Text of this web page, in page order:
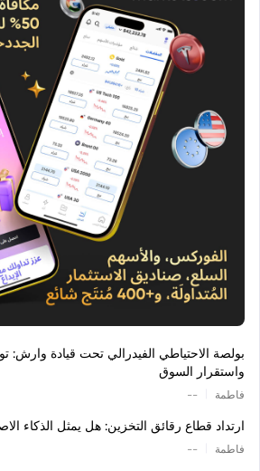
بولصة الاحتياطي الفيدرالي تحت قيادة وارش:
واستقرار السوق
فاطمة --
ارتداد قطاع رقائق التخزين: هل يمثل الذكاء
فاطمة --